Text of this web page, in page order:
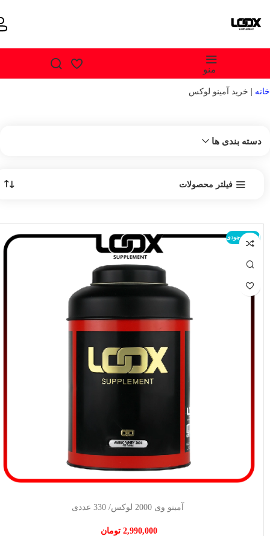
منو
خانه خرید آمینو لوکس
دسته بندی ها
فیلتر محصولات
اتمام موجودی
آمینو وی 2000 لوکس/ 330 عددی
2,990,000 تومان